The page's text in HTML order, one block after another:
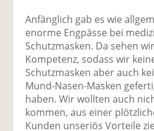
Anfänglich gab es wie
enorme Engpässe bei
Schutzmasken. Da sehen
Kompetenz, sodass wir
Schutzmasken aber auch
Mund-Nasen-Masken
haben. Wir wollten auch
kommen, aus einer
Kunden unseriös Vorteile